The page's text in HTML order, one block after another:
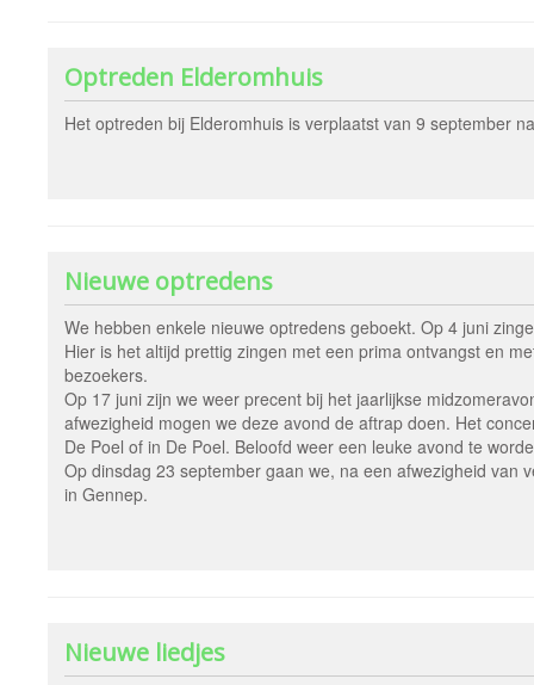
Optreden Elderomhuis
Het optreden bij Elderomhuis is verplaatst van 9 september
Nieuwe optredens
We hebben enkele nieuwe optredens geboekt. Op 4 juni
Hier is het altijd prettig zingen met een prima ontvangst en
bezoekers.
Op 17 juni zijn we weer precent bij het jaarlijkse
afwezigheid mogen we deze avond de aftrap doen. Het
De Poel of in De Poel. Beloofd weer een leuke avond te
Op dinsdag 23 september gaan we, na een afwezigheid van
in Gennep.
Nieuwe liedjes